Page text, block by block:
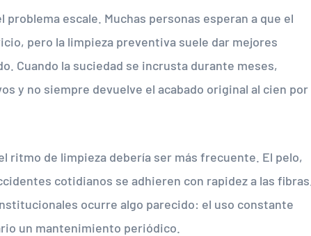
escale. Muchas personas esperan a que el
pero la limpieza preventiva suele dar mejores
Cuando la suciedad se incrusta durante meses,
y no siempre devuelve el acabado original al cien por
ritmo de limpieza debería ser más frecuente. El pelo,
cotidianos se adhieren con rapidez a las fibras.
ocurre algo parecido: el uso constante
un mantenimiento periódico.